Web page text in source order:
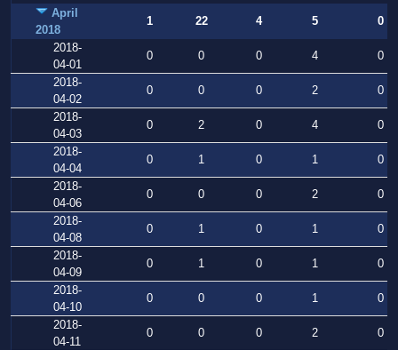
April
2018
1 22 4 5
0
2018-
04-01
0 0 0 4
0
2018-
04-02
0 0 0 2
0
2018-
04-03
0 2 0 4
0
2018-
04-04
0 1 0 1
0
2018-
04-06
0 0 0 2
0
2018-
04-08
0 1 0 1
0
2018-
04-09
0 1 0 1
0
2018-
04-10
0 0 0 1
0
2018-
04-11
0 0 0 2
0